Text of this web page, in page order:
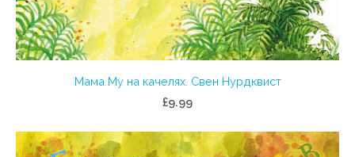
Мама Му на качелях. Свен Нурдквист
£9.99